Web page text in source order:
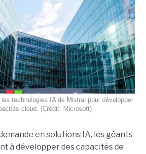
les technologies IA de Mistral pour développer
cloud. (Crédit: Microsoft)
en solutions IA, les géants
à développer des capacités de